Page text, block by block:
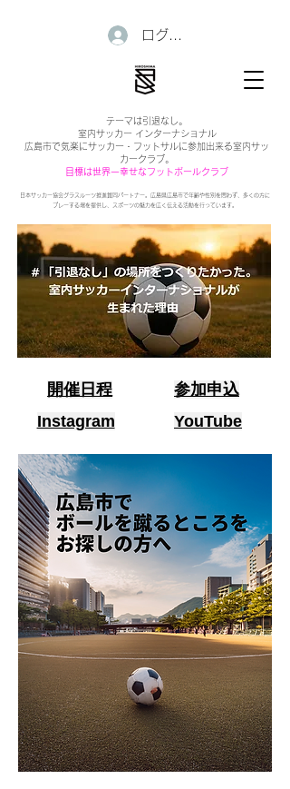
日本サッカー協会グラスルーツ推進賛同パートナー。広島県広島市で年齢や性別を問わず、多くの方に
プレーする場を提供し、スポーツの魅力を広く伝える活動を行っています。
テーマは引退なし。
室内サッカー インターナショナル
広島市で気楽にサッカー・フットサルに参加出来る室内サッ
カークラブ。
目標は世界一幸せなフットボールクラブ
ログイン
開催日程
参加申込
Instagram
YouTube